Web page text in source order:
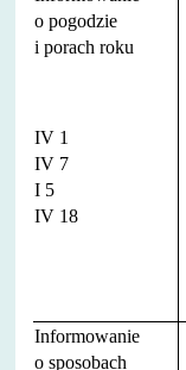
o pogodzie
i porach roku
IV 1
IV 7
I 5
IV 18
Informowanie
o sposobach